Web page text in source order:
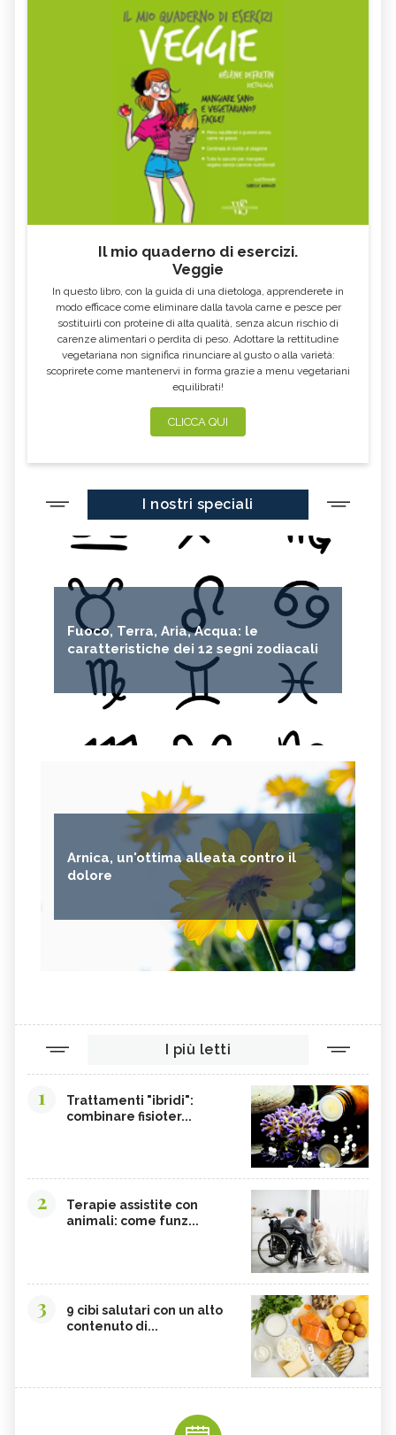
Il mio quaderno di esercizi.
Veggie
In questo libro, con la guida di una dietologa, apprenderete in
modo efficace come eliminare dalla tavola carne e pesce per
sostituirli con proteine di alta qualità, senza alcun rischio di
carenze alimentari o perdita di peso. Adottare la rettitudine
vegetariana non significa rinunciare al gusto o alla varietà:
scoprirete come mantenervi in forma grazie a menu vegetariani
equilibrati!
CLICCA QUI
I nostri speciali
Fuoco, Terra, Aria, Acqua: le
caratteristiche dei 12 segni zodiacali
Arnica, un'ottima alleata contro il
dolore
I più letti
1
Trattamenti "ibridi":
combinare fisioter...
2
Terapie assistite con
animali: come funz...
3
9 cibi salutari con un alto
contenuto di...